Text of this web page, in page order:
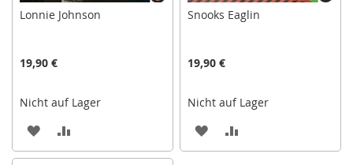
Lonnie Johnson
19,90 €
Nicht auf Lager
ZUR
WUNSCHLISTE
VERGLEICHSLISTE
Snooks Eaglin
19,90 €
Nicht auf Lager
ZUR
WUNSCHLISTE
VERGLEICHSLISTE